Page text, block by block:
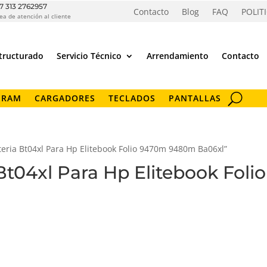
313 2762957
de atención al cliente Contacto Blog FAQ
Servicio Técnico Arrendamiento Contacto
CARGADORES TECLADOS PANTALLAS
Bt04xl Para Hp Elitebook Folio 9470m 9480m Ba06xl”
Para Hp Elitebook